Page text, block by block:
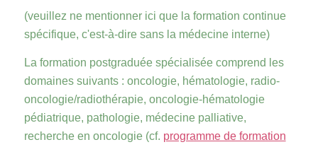
(veuillez ne mentionner ici que la formation continue
spécifique, c'est-à-dire sans la médecine interne)
La formation postgraduée spécialisée comprend les
domaines suivants : oncologie, hématologie, radio-
oncologie/radiothérapie, oncologie-hématologie
pédiatrique, pathologie, médecine palliative,
recherche en oncologie (cf. programme de formation